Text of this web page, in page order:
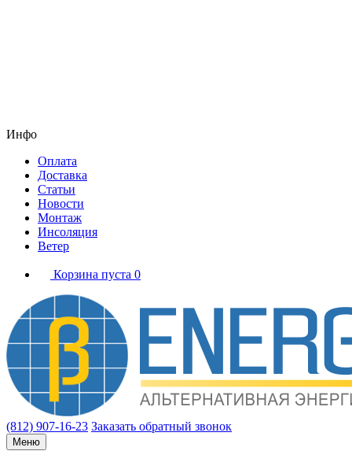
Инфо
Оплата
Доставка
Статьи
Новости
Монтаж
Инсоляция
Ветер
Корзина пуста 0
(812) 907-16-23 Заказать обратный звонок
Меню